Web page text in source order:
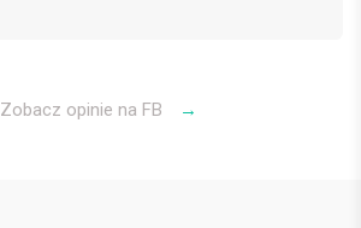
Zobacz opinie na FB →